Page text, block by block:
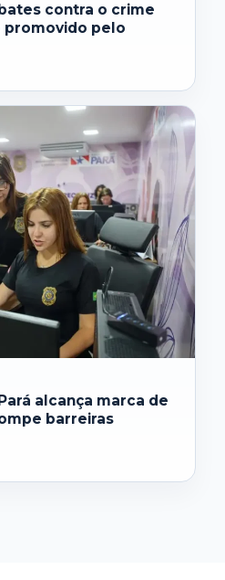
contra o crime
promovido pelo
alcança marca de
barreiras